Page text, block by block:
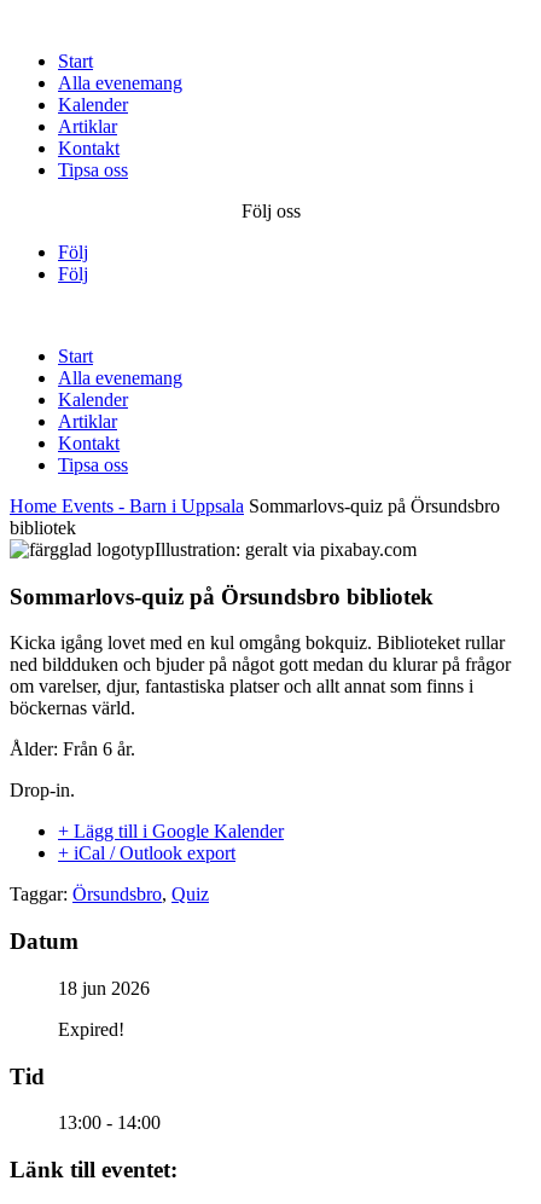
Start
Alla evenemang
Kalender
Artiklar
Kontakt
Tipsa oss
Följ oss
Följ
Följ
Start
Alla evenemang
Kalender
Artiklar
Kontakt
Tipsa oss
Home Events - Barn i Uppsala Sommarlovs-quiz på Örsundsbro
bibliotek
Illustration: geralt via pixabay.com
Sommarlovs-quiz på Örsundsbro bibliotek
Kicka igång lovet med en kul omgång bokquiz. Biblioteket rullar
ned bildduken och bjuder på något gott medan du klurar på frågor
om varelser, djur, fantastiska platser och allt annat som finns i
böckernas värld.
Ålder: Från 6 år.
Drop-in.
+ Lägg till i Google Kalender
+ iCal / Outlook export
Taggar: Örsundsbro, Quiz
Datum
18 jun 2026
Expired!
Tid
13:00 - 14:00
Länk till eventet: